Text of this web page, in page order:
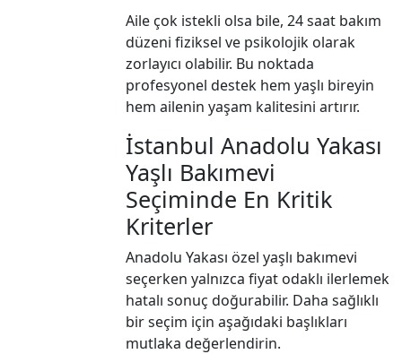
Aile çok istekli olsa bile, 24 saat bakım
düzeni fiziksel ve psikolojik olarak
zorlayıcı olabilir. Bu noktada
profesyonel destek hem yaşlı bireyin
hem ailenin yaşam kalitesini artırır.
İstanbul Anadolu Yakası
Yaşlı Bakımevi
Seçiminde En Kritik
Kriterler
Anadolu Yakası özel yaşlı bakımevi
seçerken yalnızca fiyat odaklı ilerlemek
hatalı sonuç doğurabilir. Daha sağlıklı
bir seçim için aşağıdaki başlıkları
mutlaka değerlendirin.